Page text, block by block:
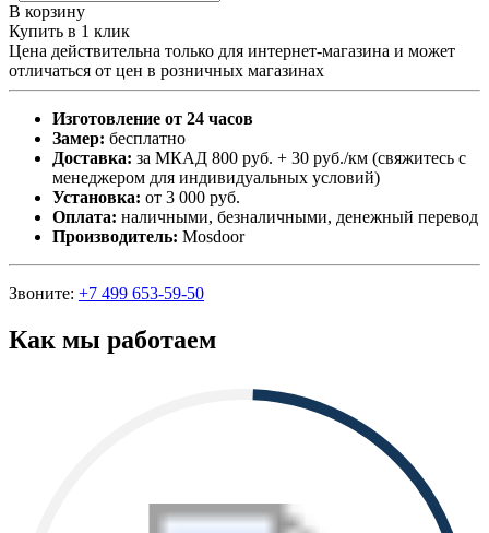
В корзину
Купить в 1 клик
Цена действительна только для интернет-магазина и может
отличаться от цен в розничных магазинах
Изготовление от 24 часов
Замер: бесплатно
Доставка: за МКАД 800 руб. + 30 руб./км (свяжитесь с
менеджером для индивидуальных условий)
Установка: от 3 000 руб.
Оплата: наличными, безналичными, денежный перевод
Производитель: Mosdoor
Звоните: +7 499 653-59-50
Как мы работаем